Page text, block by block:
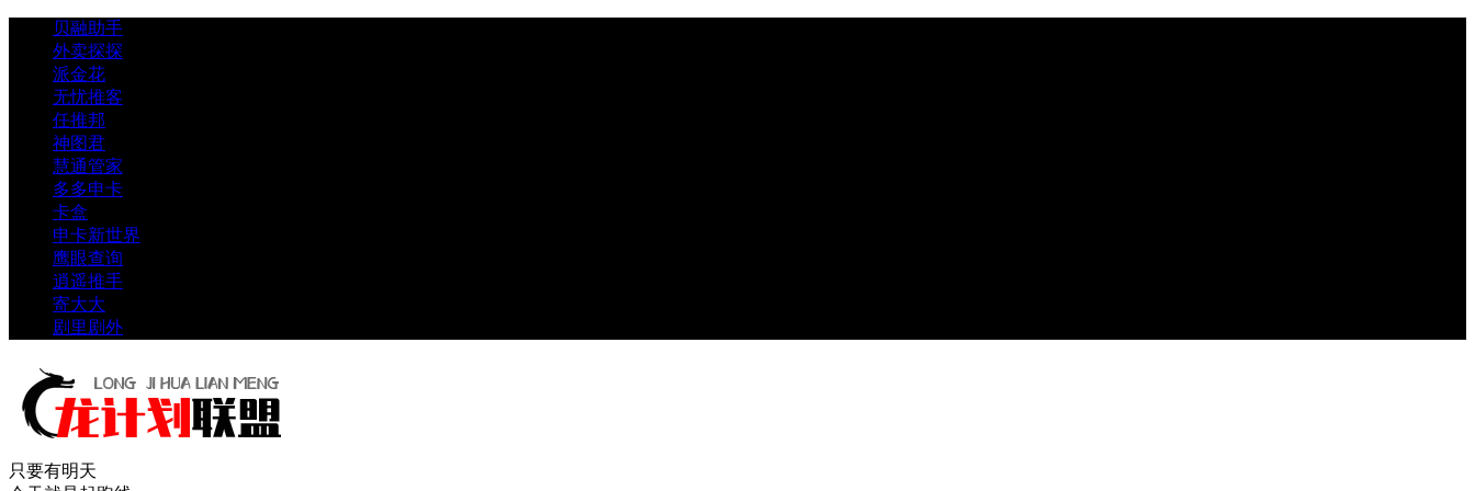
贝融助手
外卖探探
派金花
无忧推客
任推邦
神图君
慧通管家
多多申卡
卡盒
申卡新世界
鹰眼查询
逍遥推手
寄大大
剧里剧外
只要有明天